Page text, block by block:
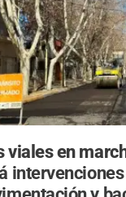
viales en